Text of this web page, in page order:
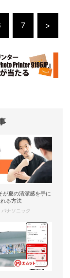
7 >
が夏の清潔感を手に
れる方法
パナソニック